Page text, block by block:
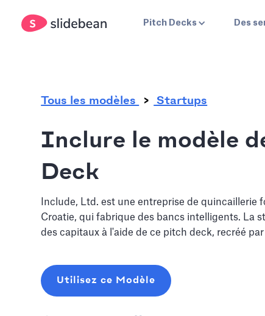
Pitch Decks Des
Tous les modèles Startups
Inclure le modèle
Deck
Include, Ltd. est une entreprise de quincaillerie
Croatie, qui fabrique des bancs intelligents. La
des capitaux à l'aide de ce pitch deck, recréé
Utilisez ce Modèle